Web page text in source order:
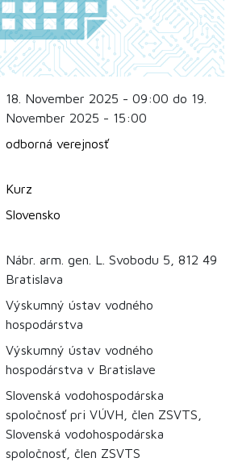
18. November 2025 - 09:00 do 19.
November 2025 - 15:00
odborná verejnosť
Kurz
Slovensko
Nábr. arm. gen. L. Svobodu 5, 812 49
Bratislava
Výskumný ústav vodného
hospodárstva
Výskumný ústav vodného
hospodárstva v Bratislave
Slovenská vodohospodárska
spoločnosť pri VÚVH, člen ZSVTS,
Slovenská vodohospodárska
spoločnosť, člen ZSVTS